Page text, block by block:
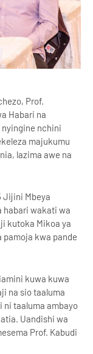
Prof.
Habari na
nchini
majukumu
lazima awe na
Jijini Mbeya
habari wakati wa
kutoka Mikoa ya
pamoja kwa pande
kuwa kuwa
na sio taaluma
ni taaluma ambayo
Uandishi wa
Prof. Kabudi